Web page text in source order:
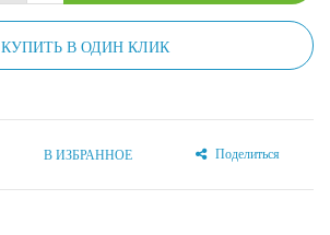
КУПИТЬ В ОДИН КЛИК
В ИЗБРАННОЕ Поделиться